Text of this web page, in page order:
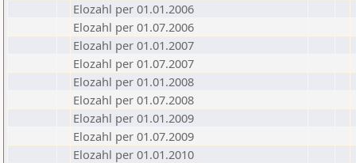
Elozahl per 01.01.2006
Elozahl per 01.07.2006
Elozahl per 01.01.2007
Elozahl per 01.07.2007
Elozahl per 01.01.2008
Elozahl per 01.07.2008
Elozahl per 01.01.2009
Elozahl per 01.07.2009
Elozahl per 01.01.2010